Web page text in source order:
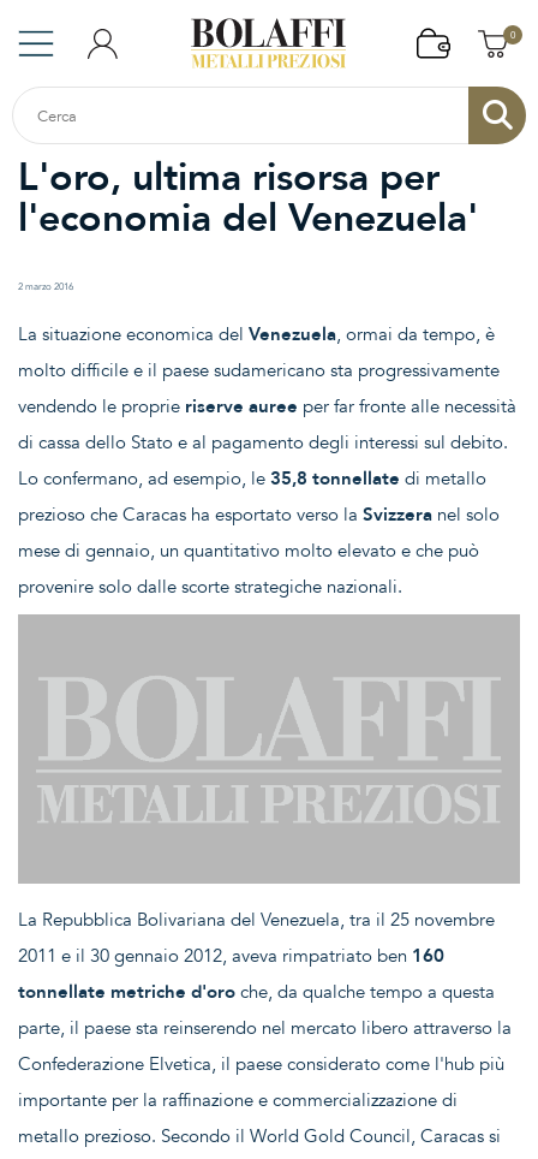
0
L'oro, ultima risorsa per
l'economia del Venezuela'
2 marzo 2016
La situazione economica del Venezuela, ormai da tempo, è
molto difficile e il paese sudamericano sta progressivamente
vendendo le proprie riserve auree per far fronte alle necessità
di cassa dello Stato e al pagamento degli interessi sul debito.
Lo confermano, ad esempio, le 35,8 tonnellate di metallo
prezioso che Caracas ha esportato verso la Svizzera nel solo
mese di gennaio, un quantitativo molto elevato e che può
provenire solo dalle scorte strategiche nazionali.
La Repubblica Bolivariana del Venezuela, tra il 25 novembre
2011 e il 30 gennaio 2012, aveva rimpatriato ben 160
tonnellate metriche d'oro che, da qualche tempo a questa
parte, il paese sta reinserendo nel mercato libero attraverso la
Confederazione Elvetica, il paese considerato come l'hub più
importante per la raffinazione e commercializzazione di
metallo prezioso. Secondo il World Gold Council, Caracas si